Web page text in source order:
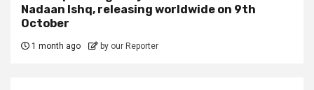
Nadaan Ishq, releasing worldwide on 9th
October
1 month ago by our Reporter